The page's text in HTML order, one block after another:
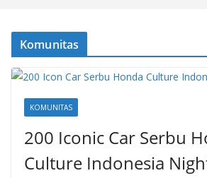
Komunitas
KOMUNITAS
200 Iconic Car Serbu
Culture Indonesia